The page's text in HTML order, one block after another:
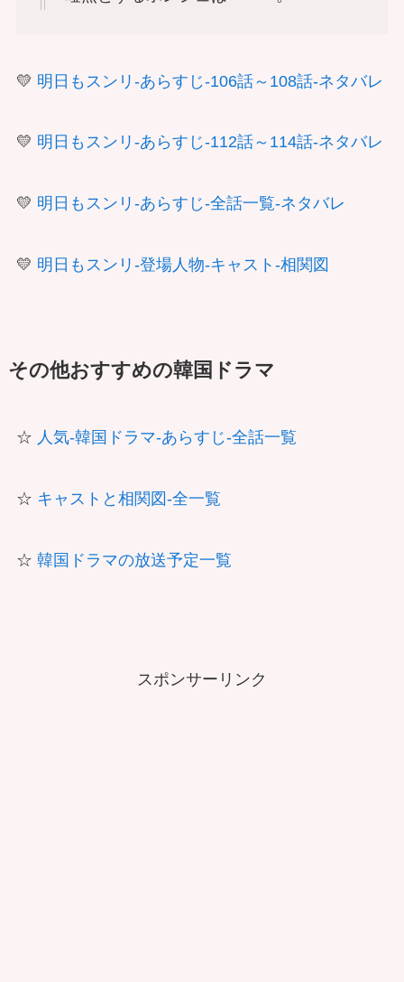
💛 明日もスンリ-あらすじ-106話～108話-ネタバレ
💛 明日もスンリ-あらすじ-112話～114話-ネタバレ
💛 明日もスンリ-あらすじ-全話一覧-ネタバレ
💛 明日もスンリ-登場人物-キャスト-相関図
その他おすすめの韓国ドラマ
☆ 人気-韓国ドラマ-あらすじ-全話一覧
☆ キャストと相関図-全一覧
☆ 韓国ドラマの放送予定一覧
スポンサーリンク